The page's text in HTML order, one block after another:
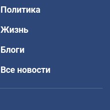
Политика
Жизнь
Блоги
Все новости